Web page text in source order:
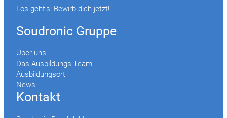
Los geht’s: Bewirb dich jetzt!
Soudronic Gruppe
Über uns
Das Ausbildungs-Team
Ausbildungsort
News
Kontakt